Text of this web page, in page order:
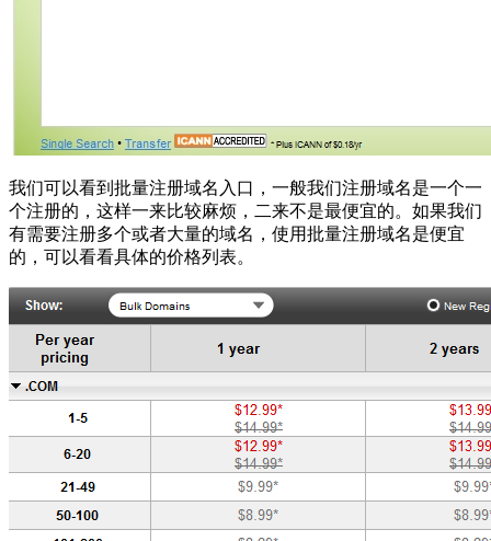
我们可以看到批量注册域名入口，一般我们注册域名是一个一
个注册的，这样一来比较麻烦，二来不是最便宜的。如果我们
有需要注册多个或者大量的域名，使用批量注册域名是便宜
的，可以看看具体的价格列表。